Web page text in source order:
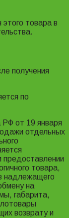
товара в
получения
по
РФ от 19 января
отдельных
предоставлении
товара,
надлежащего
на
габарита,
возврату и